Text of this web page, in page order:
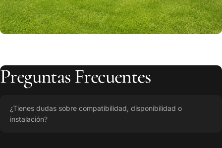
PreguntasFrecuentes
¿Tienes dudas sobre compatibilidad, disponibilidad o
instalación?